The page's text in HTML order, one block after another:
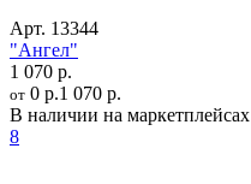
Арт. 13344
"Ангел"
1 070 р.
от 0 р.1 070 р.
В наличии на маркетплейсах
8